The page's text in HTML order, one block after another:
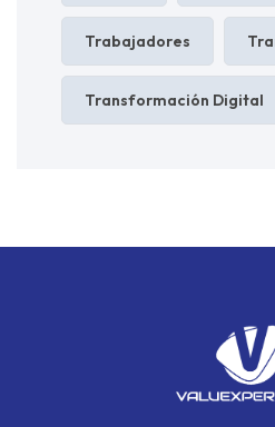
Trabajadores
Transformación Digital